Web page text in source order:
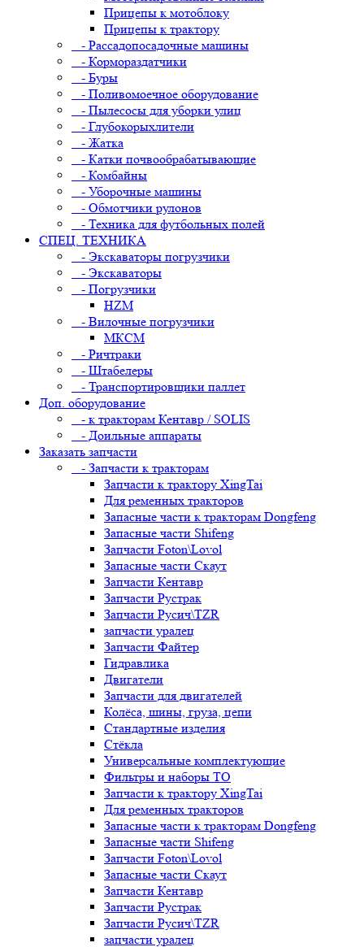
Прицепы к мотоблоку
Прицепы к трактору
- Рассадопосадочные машины
- Кормораздатчики
- Буры
- Поливомоечное оборудование
- Пылесосы для уборки улиц
- Глубокорыхлители
- Жатка
- Катки почвообрабатывающие
- Комбайны
- Уборочные машины
- Обмотчики рулонов
- Техника для футбольных полей
СПЕЦ. ТЕХНИКА
- Экскаваторы погрузчики
- Экскаваторы
- Погрузчики
HZM
- Вилочные погрузчики
МКСМ
- Ричтраки
- Штабелеры
- Транспортировщики паллет
Доп. оборудование
- к тракторам Кентавр / SOLIS
- Доильные аппараты
Заказать запчасти
- Запчасти к тракторам
Запчасти к трактору XingTai
Для ременных тракторов
Запасные части к тракторам Dongfeng
Запасные части Shifeng
Запчасти Foton\Lovol
Запасные части Скаут
Запчасти Кентавр
Запчасти Рустрак
Запчасти Русич\TZR
запчасти уралец
Запчасти Файтер
Гидравлика
Двигатели
Запчасти для двигателей
Колёса, шины, груза, цепи
Стандартные изделия
Стёкла
Универсальные комплектующие
Фильтры и наборы ТО
Запчасти к трактору XingTai
Для ременных тракторов
Запасные части к тракторам Dongfeng
Запасные части Shifeng
Запчасти Foton\Lovol
Запасные части Скаут
Запчасти Кентавр
Запчасти Рустрак
Запчасти Русич\TZR
запчасти уралец